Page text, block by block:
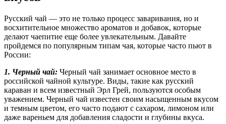
Русский чай — это не только процесс заваривания, но и
восхитительное множество ароматов и добавок, которые
делают чаепитие еще более увлекательным. Давайте
пройдемся по популярным типам чая, которые часто пьют в
России:
1. Черный чай: Черный чай занимает основное место в
российской чайной культуре. Виды, такие как русский
караван и всем известный Эрл Грей, пользуются особым
уважением. Черный чай известен своим насыщенным вкусом
и темным цветом, его часто подают с сахаром, лимоном или
даже вареньем для добавления сладости и глубины вкуса.